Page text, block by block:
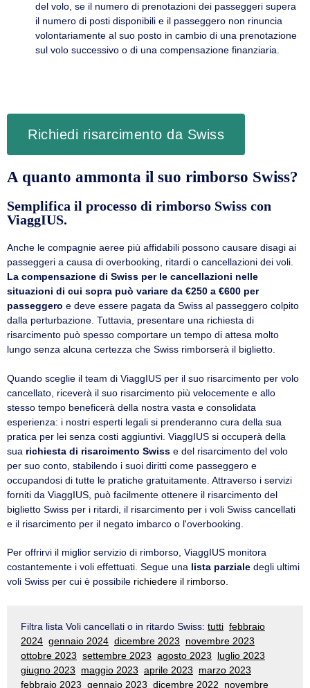
del volo, se il numero di prenotazioni dei passeggeri supera
il numero di posti disponibili e il passeggero non rinuncia
volontariamente al suo posto in cambio di una prenotazione
sul volo successivo o di una compensazione finanziaria.
Richiedi risarcimento da Swiss
A quanto ammonta il suo rimborso Swiss?
Semplifica il processo di rimborso Swiss con
ViaggIUS.
Anche le compagnie aeree più affidabili possono causare disagi ai
passeggeri a causa di overbooking, ritardi o cancellazioni dei voli.
La compensazione di Swiss per le cancellazioni nelle
situazioni di cui sopra può variare da €250 a €600 per
passeggero e deve essere pagata da Swiss al passeggero colpito
dalla perturbazione. Tuttavia, presentare una richiesta di
risarcimento può spesso comportare un tempo di attesa molto
lungo senza alcuna certezza che Swiss rimborserà il biglietto.
Quando sceglie il team di ViaggIUS per il suo risarcimento per volo
cancellato, riceverà il suo risarcimento più velocemente e allo
stesso tempo beneficerà della nostra vasta e consolidata
esperienza: i nostri esperti legali si prenderanno cura della sua
pratica per lei senza costi aggiuntivi. ViaggIUS si occuperà della
sua richiesta di risarcimento Swiss e del risarcimento del volo
per suo conto, stabilendo i suoi diritti come passeggero e
occupandosi di tutte le pratiche gratuitamente. Attraverso i servizi
forniti da ViaggIUS, può facilmente ottenere il risarcimento del
biglietto Swiss per i ritardi, il risarcimento per i voli Swiss cancellati
e il risarcimento per il negato imbarco o l'overbooking.
Per offrirvi il miglior servizio di rimborso, ViaggIUS monitora
costantemente i voli effettuati. Segue una lista parziale degli ultimi
voli Swiss per cui è possibile richiedere il rimborso.
Filtra lista Voli cancellati o in ritardo Swiss: tutti febbraio
2024 gennaio 2024 dicembre 2023
novembre 2023
ottobre 2023 settembre 2023 agosto 2023
luglio 2023
giugno 2023
maggio 2023 aprile 2023
marzo 2023
febbraio 2023 gennaio 2023 dicembre 2022 novembre